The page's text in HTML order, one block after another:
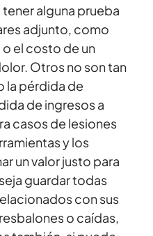
alguna prueba
adjunto, como
el costo de un
Otros no son tan
la pérdida de
de ingresos a
casos de lesiones
y los
un valor justo para
guardar todas
con sus
o caídas,